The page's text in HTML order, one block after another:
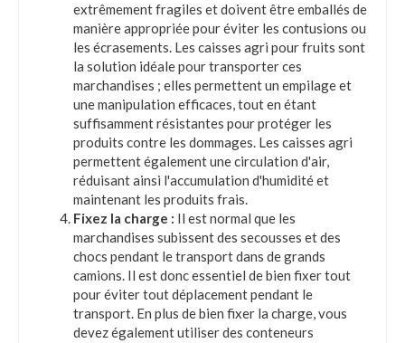
extrêmement fragiles et doivent être emballés de
manière appropriée pour éviter les contusions ou
les écrasements. Les caisses agri pour fruits sont
la solution idéale pour transporter ces
marchandises ; elles permettent un empilage et
une manipulation efficaces, tout en étant
suffisamment résistantes pour protéger les
produits contre les dommages. Les caisses agri
permettent également une circulation d'air,
réduisant ainsi l'accumulation d'humidité et
maintenant les produits frais.
Fixez la charge : Il est normal que les
marchandises subissent des secousses et des
chocs pendant le transport dans de grands
camions. Il est donc essentiel de bien fixer tout
pour éviter tout déplacement pendant le
transport. En plus de bien fixer la charge, vous
devez également utiliser des conteneurs